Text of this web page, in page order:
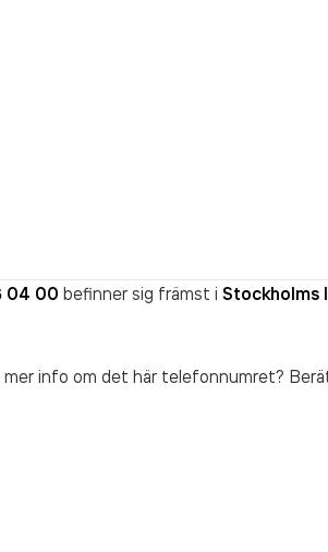
04 00 befinner sig främst i Stockholms
info om det här telefonnumret?